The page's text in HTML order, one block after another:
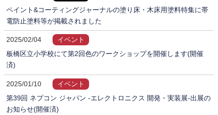
ペイント&コーティングジャーナルの塗り床・木床用塗料特集に帯
電防止塗料等が掲載されました
2025/02/04
イベント
板橋区立小学校にて第2回色のワークショップを開催します(開催
済)
2025/01/10
イベント
第39回 ネプコン ジャパン -エレクトロニクス 開発・実装展-出展の
お知らせ(開催済)